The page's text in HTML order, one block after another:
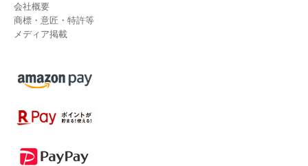
会社概要
商標・意匠・特許等
メディア掲載